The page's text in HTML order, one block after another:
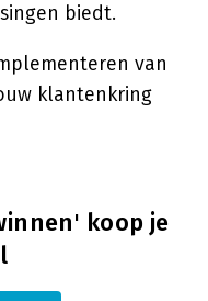
biedt.
van
klantenkring
koop je